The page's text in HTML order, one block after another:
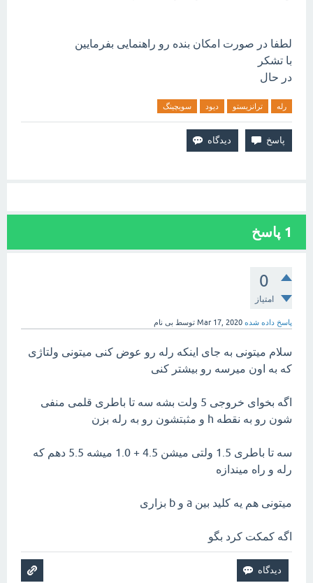
لطفا در صورت امکان بنده رو راهنمایی بفرمایین
با تشکر
در حال
رله ترانزیستو دیود سویچینگ
1 پاسخ
0
امتیاز
پاسخ داده شده Mar 17, 2020 توسط بی نام
سلام میتونی به جای اینکه رله رو عوض کنی میتونی ولتاژی
که به اون میرسه رو بیشتر کنی
اگه بخوای خروجی 5 ولت بشه سه تا باطری قلمی منفی
شون رو به نقطه h و مثبتشون رو به رله بزن
سه تا باطری 1.5 ولتی میشن 4.5 + 1.0 میشه 5.5 دهم که
رله و راه میندازه
میتونی هم یه کلید بین a و b بزاری
اگه کمکت کرد بگو